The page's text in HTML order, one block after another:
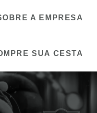
A EMPRESA
SUA CESTA